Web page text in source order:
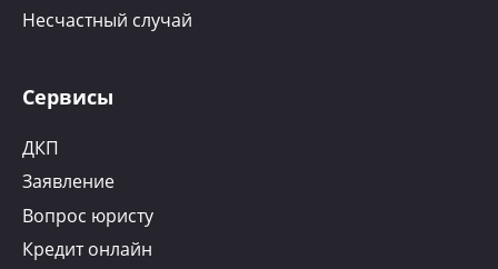
Несчастный случай
Сервисы
ДКП
Заявление
Вопрос юристу
Кредит онлайн